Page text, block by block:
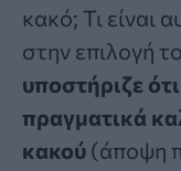
κακό; Τι είναι
στην επιλογή
υποστήριζε
πραγματικά
κακού (άποψη